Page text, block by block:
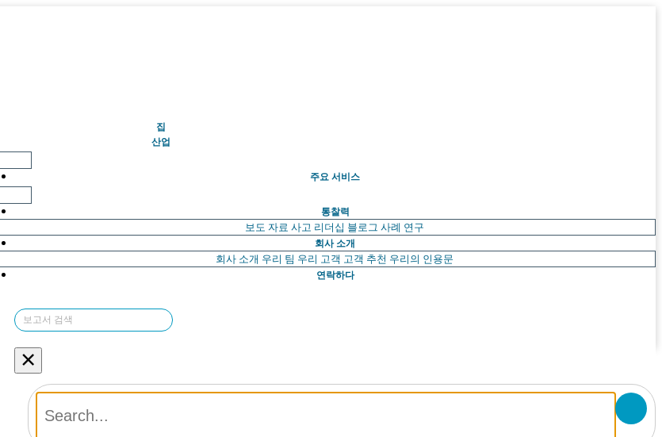
집(현재의)
산업
주요 서비스
통찰력
보도 자료 사고 리더십 블로그 사례 연구
회사 소개
회사 소개 우리 팀 우리 고객 고객 추천 우리의 인용문
연락하다
×